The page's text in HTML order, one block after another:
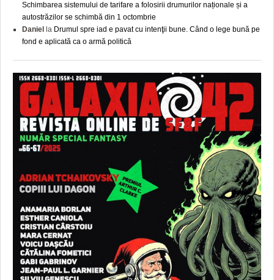
Schimbarea sistemului de tarifare a folosirii drumurilor naționale și a
autostrăzilor se schimbă din 1 octombrie
Daniel
la Drumul spre iad e pavat cu intenţii bune. Când o lege bună pe
fond e aplicată ca o armă politică